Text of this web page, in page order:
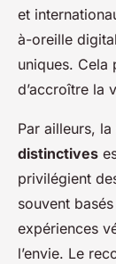
et
à-oreille
uniques. Cela
d’accroître la
Par ailleurs,
distinctives
privilégient
souvent
expériences
l’envie. Le